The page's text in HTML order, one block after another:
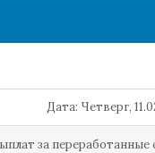
Дата: Четверг,
за